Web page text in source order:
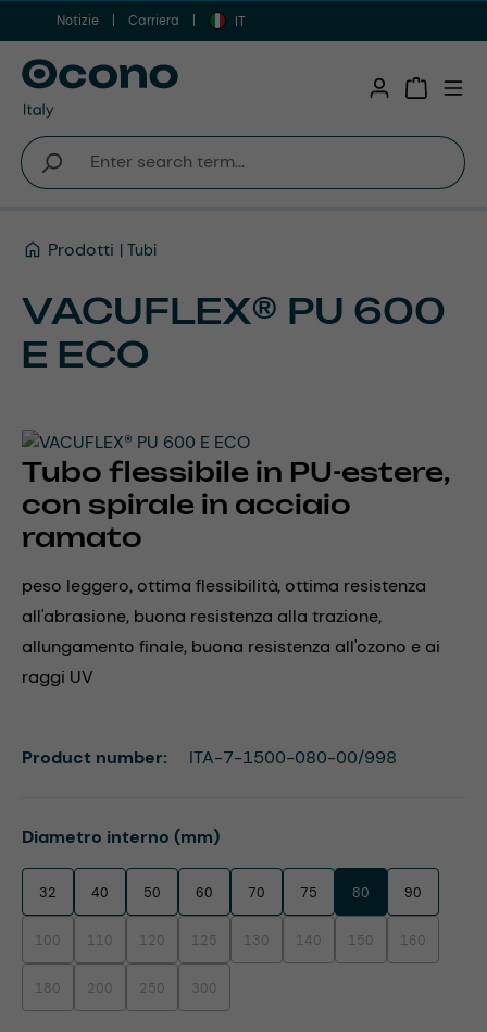
Vai al contenuto principale
Notizie Carriera IT
Prodotti Tubi
VACUFLEX® PU 600
E ECO
Tubo flessibile in PU-estere,
con spirale in acciaio
ramato
peso leggero, ottima flessibilità, ottima resistenza
all'abrasione, buona resistenza alla trazione,
allungamento finale, buona resistenza all'ozono e ai
raggi UV
Select
Diametro interno (mm)
32 40 50 60 70 75 80 90
100(This option is currently unavailable.)
110(This option is currently unavailable.)
120(This option is currently unavailable.)
125(This option is currently unavailable.)
130(This option is currently unavailable.)
140(This option is currently
150(This option is
160(This option
180(This option is currently unavailable.)
200(This option is currently unavailable.)
250(This option is currently unavailable.)
300(This option is currently unavailable.)
Product number: ITA-7-1500-080-00/998